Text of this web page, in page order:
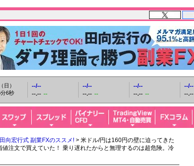
日）
7秒
--/--
--.-- --
--/--
--.-- --
--/--
--.-- --
--/--
--.--
田向宏行式 副業FXのススメ! > 米ドル/円は160円の壁に迫ってきた
注文で買えていた！ 乗り遅れたからと無理するのは超危険。冷